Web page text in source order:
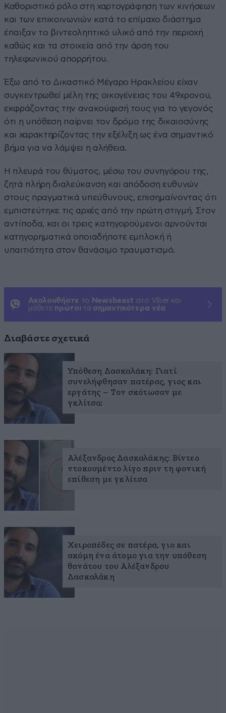
Καθοριστικό ρόλο στη χαρτογράφηση των κινήσεων
και των επικοινωνιών κατά το επίμαχο διάστημα
έπαιξαν το βιντεοληπτικό υλικό από την περιοχή
καθώς και τα στοιχεία από την άρση του
τηλεφωνικού απορρήτου.
Έξω από το Δικαστικό Μέγαρο Ηρακλείου είχαν
συγκεντρωθεί μέλη της οικογένειας του 49χρονου,
εκφράζοντας την ανακούφισή τους για το γεγονός
ότι η υπόθεση παίρνει τον δρόμο της δικαιοσύνης
και χαρακτηρίζοντας την εξέλιξη ως ένα σημαντικό
βήμα για να λάμψει η αλήθεια.
Η πλευρά του θύματος, μέσω του συνηγόρου της,
ζητά πλήρη διαλεύκανση και απόδοση ευθυνών
στους πραγματικά υπεύθυνους, επισημαίνοντας ότι
εμπιστεύτηκε τις αρχές από την πρώτη στιγμή. Στον
αντίποδα, και οι τρεις κατηγορούμενοι αρνούνται
κατηγορηματικά οποιαδήποτε εμπλοκή ή
υπαιτιότητα στον θανάσιμο τραυματισμό.
Ακολουθήστε το Newsbeast στο Viber και
μάθετε πρώτοι τα σημαντικότερα νέα
Διαβάστε σχετικά
Υπόθεση Δασκαλάκη: Γιατί
συνελήφθησαν πατέρας, γιος και
εργάτης – Τον σκότωσαν με
γκλίτσα;
Αλέξανδρος Δασκαλάκης: Βίντεο
ντοκουμέντο λίγο πριν τη φονική
επίθεση με γκλίτσα
Χειροπέδες σε πατέρα, γιο και
ακόμη ένα άτομο για την υπόθεση
θανάτου του Αλέξανδρου
Δασκαλάκη